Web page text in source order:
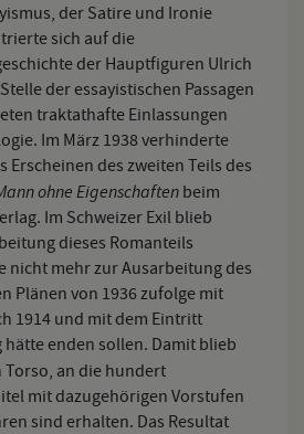
der Satire und Ironie
sich auf die
der Hauptfiguren Ulrich
der essayistischen Passagen
traktathafte Einlassungen
Im März 1938 verhinderte
Erscheinen des zweiten Teils des
ohne Eigenschaftenbeim
Im Schweizer Exil blieb
dieses Romanteils
nicht mehr zur Ausarbeitung des
Plänen von 1936 zufolge mit
1914 und mit dem Eintritt
hätte enden sollen. Damit blieb
Torso, an die hundert
mit dazugehörigen Vorstufen
sind erhalten. Das Resultat